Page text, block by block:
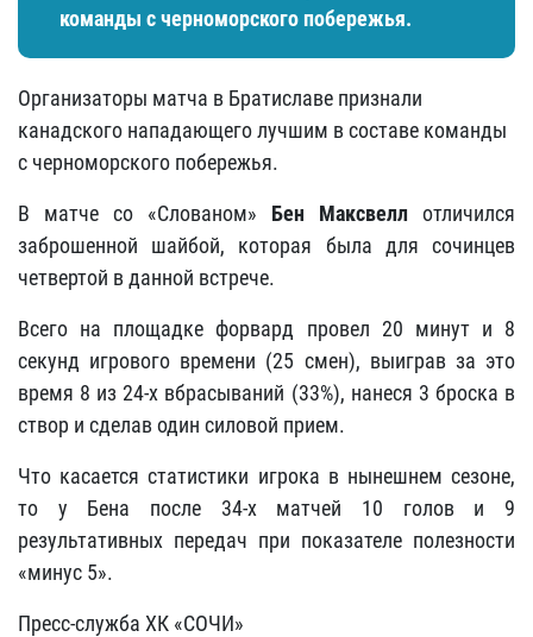
команды с черноморского побережья.
Организаторы матча в Братиславе признали
канадского нападающего лучшим в составе команды
с черноморского побережья.
В матче со «Слованом» Бен Максвелл отличился
заброшенной шайбой, которая была для сочинцев
четвертой в данной встрече.
Всего на площадке форвард провел 20 минут и 8
секунд игрового времени (25 смен), выиграв за это
время 8 из 24-х вбрасываний (33%), нанеся 3 броска в
створ и сделав один силовой прием.
Что касается статистики игрока в нынешнем сезоне,
то у Бена после 34-х матчей 10 голов и 9
результативных передач при показателе полезности
«минус 5».
Пресс-служба ХК «СОЧИ»